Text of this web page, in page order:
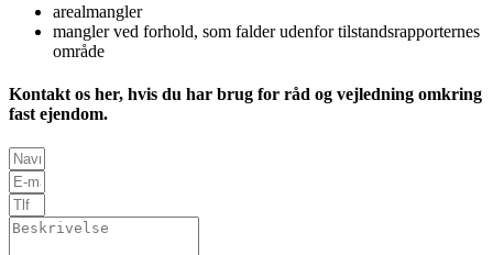
arealmangler
mangler ved forhold, som falder udenfor tilstandsrapporternes
område
Kontakt os her, hvis du har brug for råd og vejledning omkring
fast ejendom.